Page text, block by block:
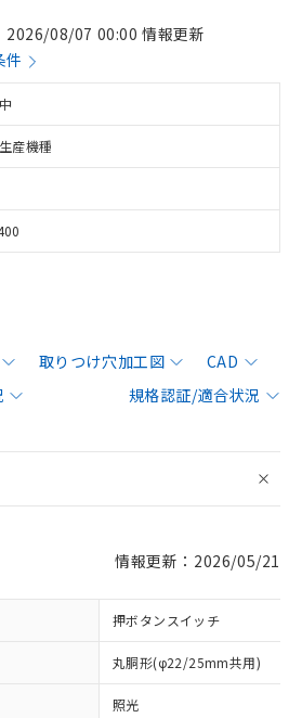
2026/08/07 00:00 情報更新
件
産機種
取りつけ穴加工図
CAD
規格認証/適合状況
情報更新：2026/05/21
押ボタンスイッチ
丸胴形(φ22/25mm共用)
照光